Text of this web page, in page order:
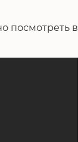
посмотреть в